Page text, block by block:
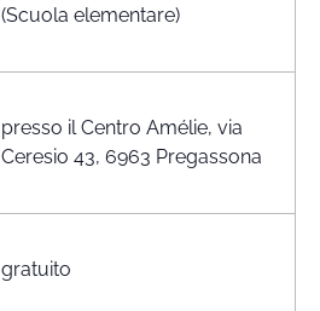
(Scuola elementare)
presso il Centro Amélie, via
Ceresio 43, 6963 Pregassona
gratuito